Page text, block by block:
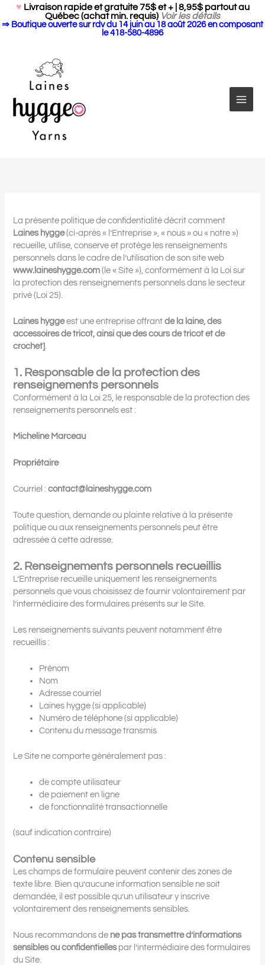
Search
for:
♥ Livraison rapide et gratuite 75$ et + | 8,95$ partout au
Québec (achat min. requis) Voir les détails
⇒ Boutique ouverte sur rdv du 14 juin au 18 août 2026 en composant
le 418-580-4896
La présente politique de confidentialité décrit comment
Laines hygge(ci-après « l’Entreprise », « nous » ou « notre »)
recueille, utilise, conserve et protège les renseignements
personnels dans le cadre de l’utilisation de son site web
www.laineshygge.com (le « Site »), conformément à la Loi sur
la protection des renseignements personnels dans le secteur
privé (Loi 25).
Laines hyggeest une entreprise offrantde la laine, des
accessoires de tricot, ainsi que des cours de tricot et de
crochet].
1. Responsable de la protection des
renseignements personnels
Conformément à la Loi 25, le responsable de la protection des
renseignements personnels est :
Micheline Marceau
Propriétaire
Courriel :contact@laineshygge.com
Toute question, demande ou plainte relative à la présente
politique ou aux renseignements personnels peut être
adressée à cette adresse.
2. Renseignements personnels recueillis
L’Entreprise recueille uniquement les renseignements
personnels que vous choisissez de fournir volontairement par
l’intermédiaire des formulaires présents sur le Site.
Les renseignements suivants peuvent notamment être
recueillis :
Prénom
Nom
Adresse courriel
Laines hygge (si applicable)
Numéro de téléphone (si applicable)
Contenu du message transmis
Le Site ne comporte généralement pas :
de compte utilisateur
de paiement en ligne
de fonctionnalité transactionnelle
(sauf indication contraire)
Contenu sensible
Les champs de formulaire peuvent contenir des zones de
texte libre. Bien qu’aucune information sensible ne soit
demandée, il est possible qu’un utilisateur y inscrive
volontairement des renseignements sensibles.
Nous recommandons de ne pas transmettre d’informations
sensibles ou confidentiellespar l’intermédiaire des formulaires
du Site.